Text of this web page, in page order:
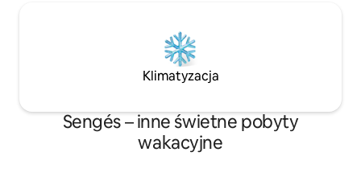
Klimatyzacja
Sengés – inne świetne pobyty
wakacyjne